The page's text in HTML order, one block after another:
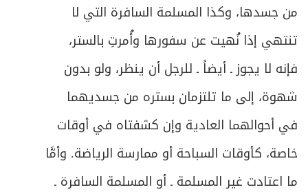
من جسدها، وكذا المسلمة السافرة التي لا
تنتهي إذا نُهيت عن سفورها وأُمرتِ بالستر،
فإنه لا يجوز ـ أيضاً ـ للرجل أن ينظر، ولو بدون
شهوة، إلى ما تلتزمان بستره من جسديهما
في أحوالهما العادية وإن كشفتاه في أوقات
خاصة، كأوقات السباحة أو ممارسة الرياضة. وأمَّا
ما اعتادت غير المسلمة ـ أو المسلمة السافرة ـ